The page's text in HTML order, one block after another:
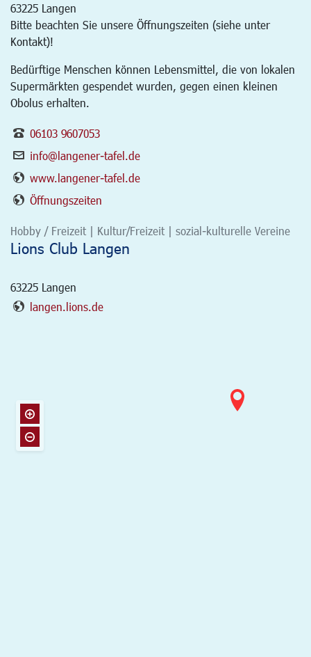
63225 Langen
Bitte beachten Sie unsere Öffnungszeiten (siehe unter
Kontakt)!
Bedürftige Menschen können Lebensmittel, die von lokalen
Supermärkten gespendet wurden, gegen einen kleinen
Obolus erhalten.
06103 9607053
info@langener-tafel.de
www.langener-tafel.de
Öffnungszeiten
Hobby / Freizeit | Kultur/Freizeit | sozial-kulturelle Vereine
Lions Club Langen
63225 Langen
langen.lions.de